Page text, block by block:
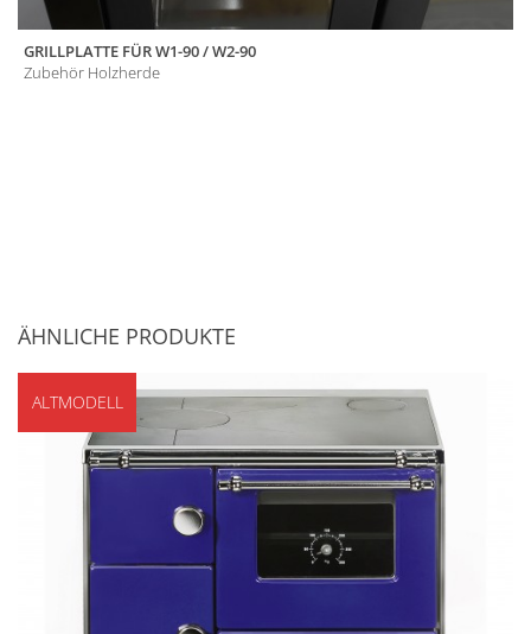
GRILLPLATTE FÜR W1-90 / W2-90
Zubehör Holzherde
ÄHNLICHE PRODUKTE
ALTMODELL